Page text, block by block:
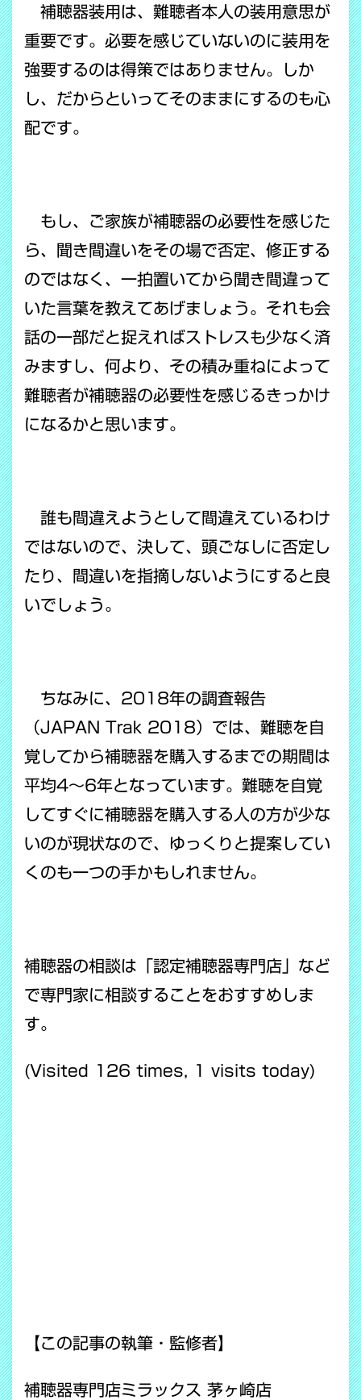
補聴器装用は、難聴者本人の装用意思が
重要です。必要を感じていないのに装用を
強要するのは得策ではありません。しか
し、だからといってそのままにするのも心
配です。
もし、ご家族が補聴器の必要性を感じた
ら、聞き間違いをその場で否定、修正する
のではなく、一拍置いてから聞き間違って
いた言葉を教えてあげましょう。それも会
話の一部だと捉えればストレスも少なく済
みますし、何より、その積み重ねによって
難聴者が補聴器の必要性を感じるきっかけ
になるかと思います。
誰も間違えようとして間違えているわけ
ではないので、決して、頭ごなしに否定し
たり、間違いを指摘しないようにすると良
いでしょう。
ちなみに、2018年の調査報告
（JAPAN Trak 2018）では、難聴を自
覚してから補聴器を購入するまでの期間は
平均4〜6年となっています。難聴を自覚
してすぐに補聴器を購入する人の方が少な
いのが現状なので、ゆっくりと提案してい
くのも一つの手かもしれません。
補聴器の相談は「認定補聴器専門店」など
で専門家に相談することをおすすめしま
す。
(Visited 126 times, 1 visits today)
【この記事の執筆・監修者】
補聴器専門店ミラックス 茅ヶ崎店